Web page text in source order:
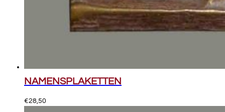
NAMENSPLAKETTEN
€28,50